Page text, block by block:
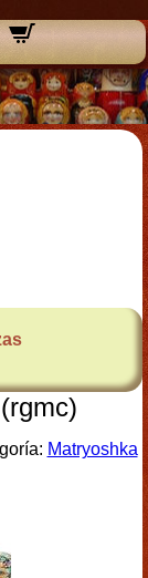
Matryoshka